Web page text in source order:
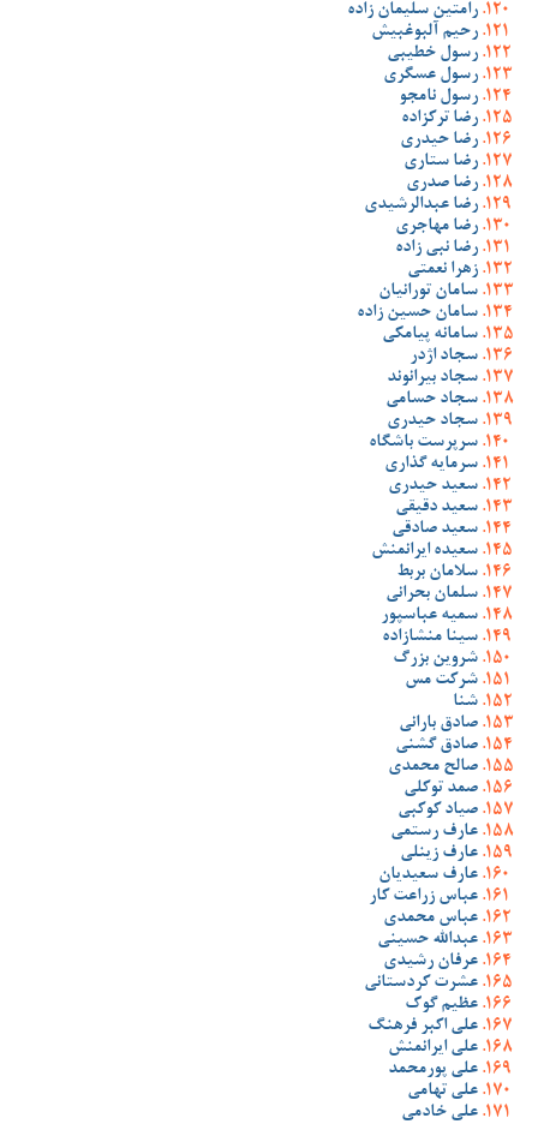
رامتین سلیمان زاده
رحیم آلبوغبیش
رسول خطیبی
رسول عسگری
رسول نامجو
رضا ترکزاده
رضا حیدری
رضا ستاری
رضا صدری
رضا عبدالرشیدی
رضا مهاجری
رضا نبی زاده
زهرا نعمتی
سامان تورانیان
سامان حسین زاده
سامانه پیامکی
سجاد اژدر
سجاد بیرانوند
سجاد حسامی
سجاد حیدری
سرپرست باشگاه
سرمایه گذاری
سعید حیدری
سعید دقیقی
سعید صادقی
سعیده ایرانمنش
سلامان بربط
سلمان بحرانی
سمیه عباسپور
سینا منشازاده
شروین بزرگ
شرکت مس
شنا
صادق بارانی
صادق گشنی
صالح محمدی
صمد توکلی
صیاد کوکبی
عارف رستمی
عارف زینلی
عارف سعیدیان
عباس زراعت کار
عباس محمدی
عبدالله حسینی
عرفان رشیدی
عشرت کردستانی
عظیم گوک
علی اکبر فرهنگ
علی ایرانمنش
علی پورمحمد
علی تهامی
علی خادمی